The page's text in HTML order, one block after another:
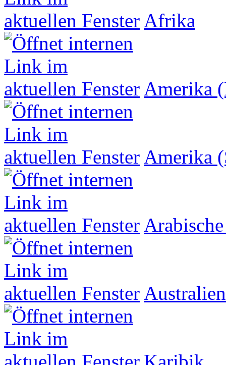
Afrika
Amerika
Amerika
Australien